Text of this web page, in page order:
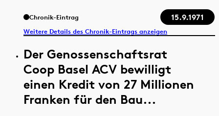
Chronik-Eintrag 15.9.1971
Weitere Details des Chronik-Eintrags anzeigen
Der Genossenschaftsrat
Coop Basel ACV bewilligt
einen Kredit von 27 Millionen
Franken für den Bau...